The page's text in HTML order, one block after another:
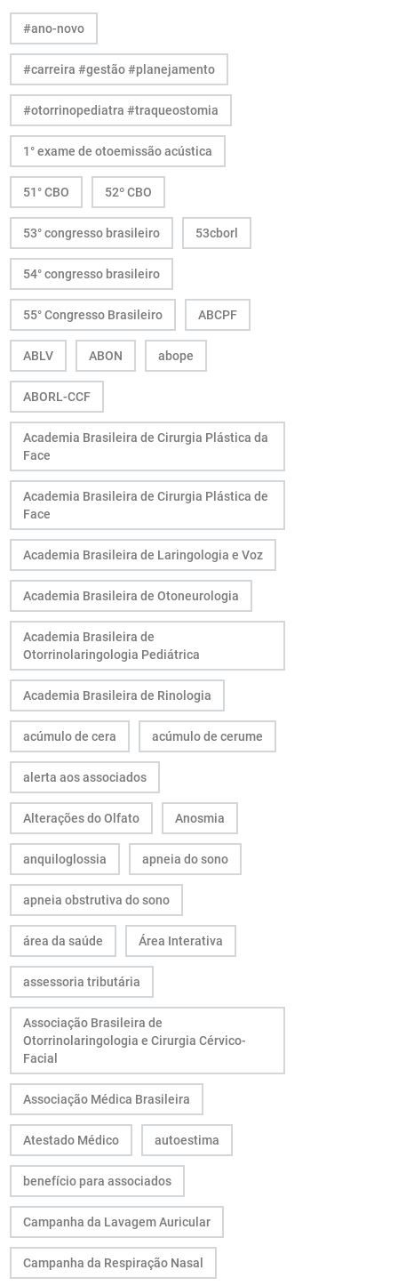
#ano-novo
#carreira #gestão #planejamento
#otorrinopediatra #traqueostomia
1° exame de otoemissão acústica
51° CBO 52º CBO
53° congresso brasileiro 53cborl
54° congresso brasileiro
55° Congresso Brasileiro ABCPF
ABLV ABON abope
ABORL-CCF
Academia Brasileira de Cirurgia Plástica da
Face
Academia Brasileira de Cirurgia Plástica de
Face
Academia Brasileira de Laringologia e Voz
Academia Brasileira de Otoneurologia
Academia Brasileira de
Otorrinolaringologia Pediátrica
Academia Brasileira de Rinologia
acúmulo de cera acúmulo de cerume
alerta aos associados
Alterações do Olfato Anosmia
anquiloglossia apneia do sono
apneia obstrutiva do sono
área da saúde Área Interativa
assessoria tributária
Associação Brasileira de
Otorrinolaringologia e Cirurgia Cérvico-
Facial
Associação Médica Brasileira
Atestado Médico autoestima
benefício para associados
Campanha da Lavagem Auricular
Campanha da Respiração Nasal